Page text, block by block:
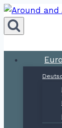
Zum
Inhalt
springen